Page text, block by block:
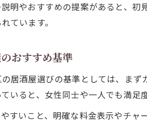
明やおすすめの提案があると、
ています。
おすすめ基準
居酒屋選びの基準としては、ま
いると、女性同士や一人でも満足
すいこと、明確な料金表示やチ